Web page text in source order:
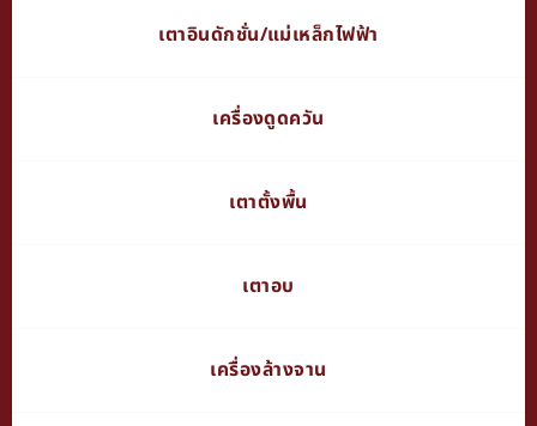
เตาอินดักชั่น/แม่เหล็กไฟฟ้า
เครื่องดูดควัน
เตาตั้งพื้น
เตาอบ
เครื่องล้างจาน